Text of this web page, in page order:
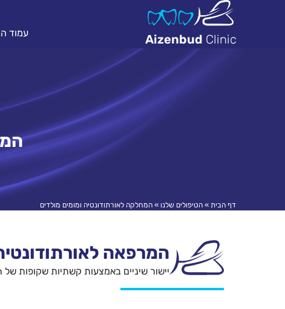
Aizenbud Clinic עמוד
דף הבית» הטיפולים שלנו » המחלקה לאורתודונטיה ומומים מולדים
המרפאה
יישור שיניים באמצעות קשתיות שקופות של invisalign